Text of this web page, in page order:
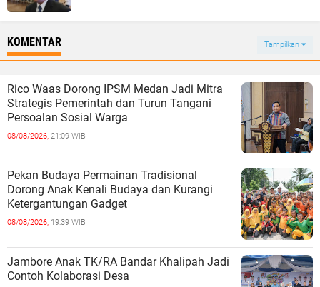
KOMENTAR Tampilkan
Rico Waas Dorong IPSM Medan Jadi Mitra
Strategis Pemerintah dan Turun Tangani
Persoalan Sosial Warga
08/08/2026, 21:09 WIB
Pekan Budaya Permainan Tradisional
Dorong Anak Kenali Budaya dan Kurangi
Ketergantungan Gadget
08/08/2026, 19:39 WIB
Jambore Anak TK/RA Bandar Khalipah Jadi
Contoh Kolaborasi Desa